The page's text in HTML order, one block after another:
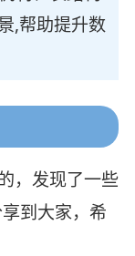
,帮助提升数
，发现了一些
到大家，希